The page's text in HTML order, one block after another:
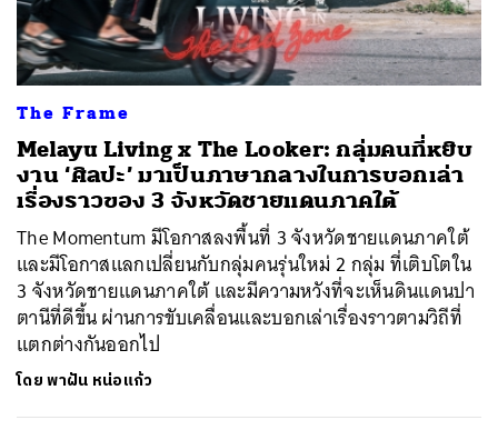
The Frame
Melayu Living x The Looker: กลุ่มคนที่หยิบ
งาน ‘ศิลปะ’ มาเป็นภาษากลางในการบอกเล่า
เรื่องราวของ 3 จังหวัดชายแดนภาคใต้
The Momentum มีโอกาสลงพื้นที่ 3 จังหวัดชายแดนภาคใต้
และมีโอกาสแลกเปลี่ยนกับกลุ่มคนรุ่นใหม่ 2 กลุ่ม ที่เติบโตใน
3 จังหวัดชายแดนภาคใต้ และมีความหวังที่จะเห็นดินแดนปา
ตานีที่ดีขึ้น ผ่านการขับเคลื่อนและบอกเล่าเรื่องราวตามวิถีที่
แตกต่างกันออกไป
โดยพาฝัน หน่อแก้ว